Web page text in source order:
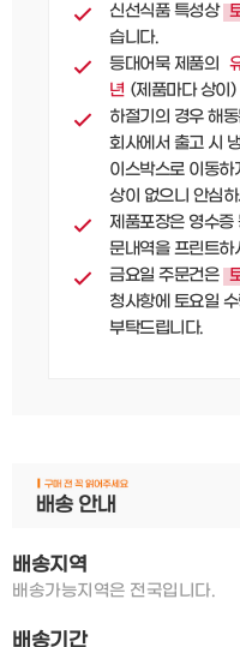
신선식품 특성상
습니다.
등대어묵 제품의
년 (제품마다 상이)
하절기의 경우 해
회사에서 출고 시
이스박스로 이동하
상이 없으니 안심
제품포장은 영수
문내역을 프린트하
금요일 주문건은
청사항에 토요일
부탁드립니다.
배송지역
배송가능지역은 전국입니다.
배송기간